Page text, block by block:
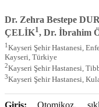
Dr. Zehra Bestepe
ÇELİK1, Dr. İbrahim
1Kayseri Şehir Hastanesi,
Kayseri, Türkiye
2Kayseri Şehir Hastanesi,
3Kayseri Şehir Hastanesi,
Giriş: Otomikoz,